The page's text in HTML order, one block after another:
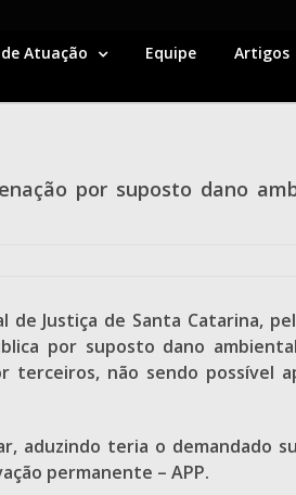
Atuação Equipe Artigos
por suposto dano
Justiça de Santa Catarina,
por suposto dano
não sendo possível
aduzindo teria o demandado
permanente – APP.